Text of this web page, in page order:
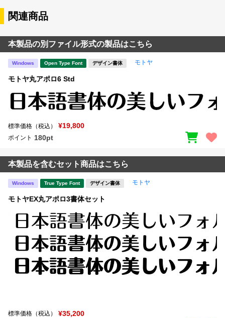
関連商品
本製品の別ファイル形式の製品はこちら
Windows Open Type Font デザイン書体 モトヤ
モトヤ丸アポロ6 Std
標準価格（税込） ¥19,800
ポイント 180pt
本製品を含むセット商品はこちら
Windows True Type Font デザイン書体 モトヤ
モトヤEX丸アポロ3書体セット
標準価格（税込） ¥35,200